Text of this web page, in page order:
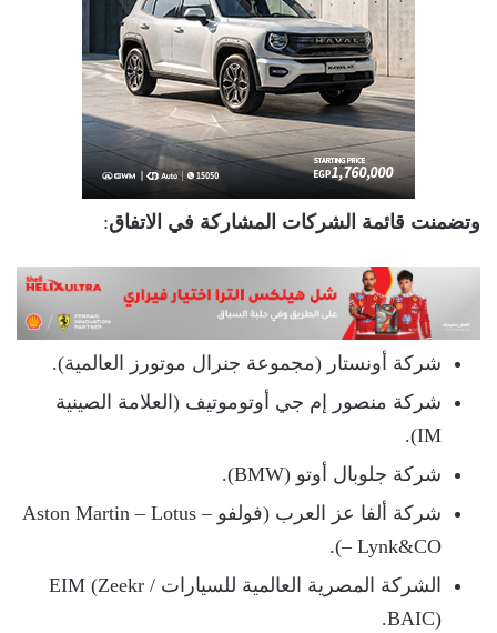
وتضمنت قائمة الشركات المشاركة في الاتفاق:
شركة أونستار (مجموعة جنرال موتورز العالمية).
شركة منصور إم جي أوتوموتيف (العلامة الصينية
IM).
شركة جلوبال أوتو (BMW).
شركة ألفا عز العرب (فولفو – Aston Martin – Lotus
– Lynk&CO).
الشركة المصرية العالمية للسيارات EIM (Zeekr /
BAIC).